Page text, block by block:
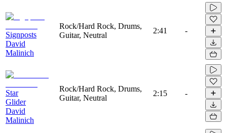
Signposts
David
Malinich
Rock/Hard Rock, Drums,
Guitar, Neutral
2:41 -
Star
Glider
David
Malinich
Rock/Hard Rock, Drums,
Guitar, Neutral
2:15 -